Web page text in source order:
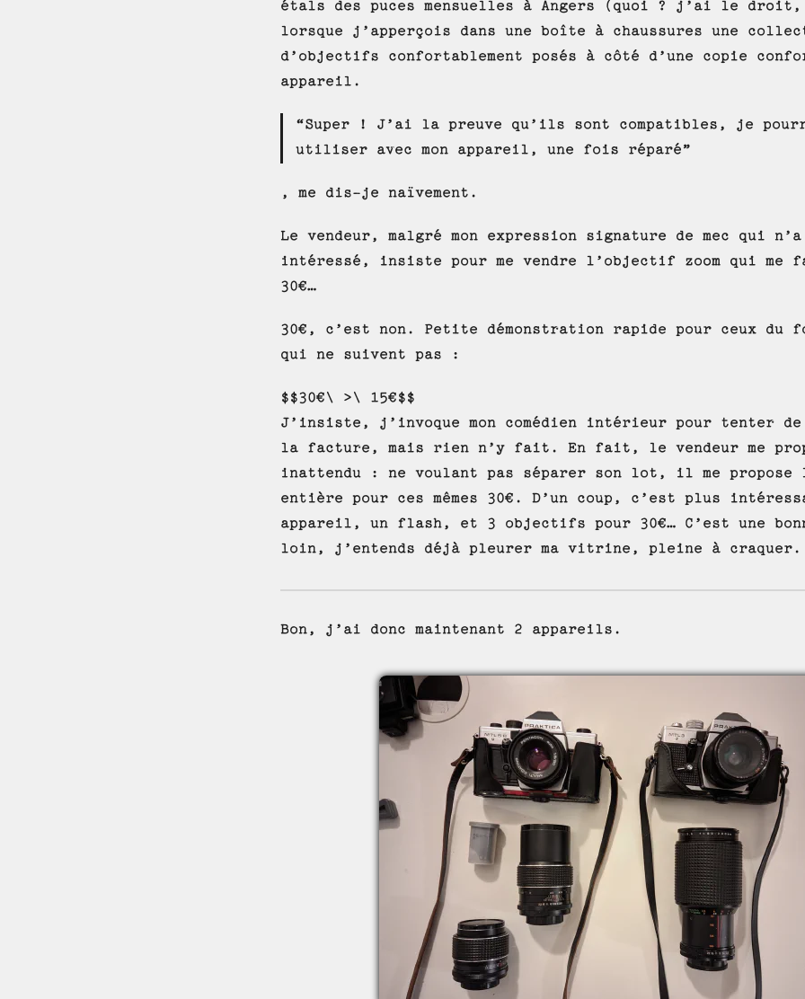
étals des puces mensuelles à Angers (quoi ? j’ai le droit,
lorsque j’apperçois dans une boîte à chaussures une
d’objectifs confortablement posés à côté d’une copie
appareil.
“Super ! J’ai la preuve qu’ils sont compatibles, je
utiliser avec mon appareil, une fois réparé”
, me dis-je naïvement.
Le vendeur, malgré mon expression signature de mec qui
intéressé, insiste pour me vendre l’objectif zoom qui me
30€…
30€, c’est non. Petite démonstration rapide pour ceux du
qui ne suivent pas :
$$30€\ >\ 15€$$
J’insiste, j’invoque mon comédien intérieur pour tenter
la facture, mais rien n’y fait. En fait, le vendeur me
inattendu : ne voulant pas séparer son lot, il me propose
entière pour ces mêmes 30€. D’un coup, c’est plus
appareil, un flash, et 3 objectifs pour 30€… C’est une
loin, j’entends déjà pleurer ma vitrine, pleine à craquer.
Bon, j’ai donc maintenant 2 appareils.